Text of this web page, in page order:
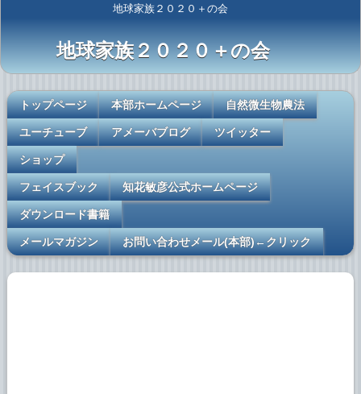
地球家族２０２０＋の会
地球家族２０２０＋の会
トップページ 本部ホームページ 自然微生物農法
ユーチューブ アメーバブログ ツイッター
ショップ
フェイスブック 知花敏彦公式ホームページ
ダウンロード書籍
メールマガジン お問い合わせメール(本部)←クリック